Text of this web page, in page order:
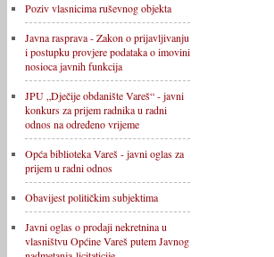
Poziv vlasnicima ruševnog objekta
Javna rasprava - Zakon o prijavljivanju
i postupku provjere podataka o imovini
nosioca javnih funkcija
JPU „Dječije obdanište Vareš“ - javni
konkurs za prijem radnika u radni
odnos na određeno vrijeme
Opća biblioteka Vareš - javni oglas za
prijem u radni odnos
Obavijest političkim subjektima
Javni oglas o prodaji nekretnina u
vlasništvu Općine Vareš putem Javnog